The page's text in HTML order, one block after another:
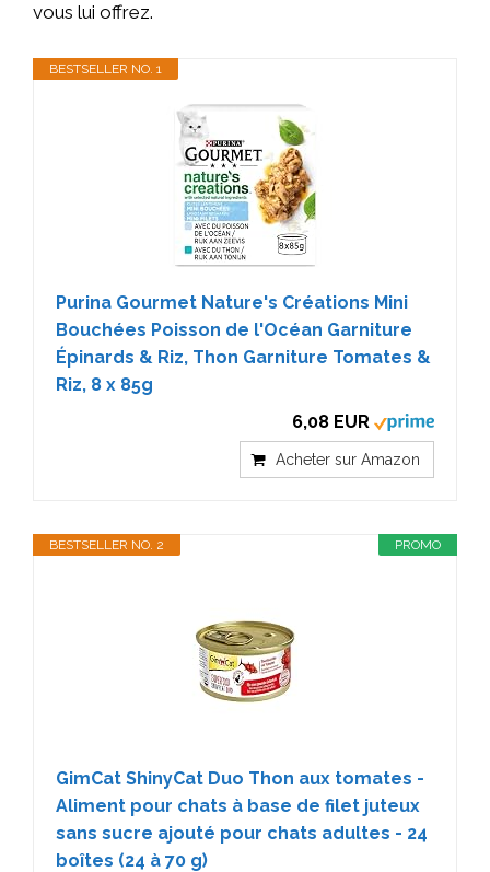
vous lui offrez.
BESTSELLER NO. 1
Purina Gourmet Nature's Créations Mini
Bouchées Poisson de l'Océan Garniture
Épinards & Riz, Thon Garniture Tomates &
Riz, 8 x 85g
6,08 EUR
Acheter sur Amazon
PROMO
BESTSELLER NO. 2
GimCat ShinyCat Duo Thon aux tomates -
Aliment pour chats à base de filet juteux
sans sucre ajouté pour chats adultes - 24
boîtes (24 à 70 g)